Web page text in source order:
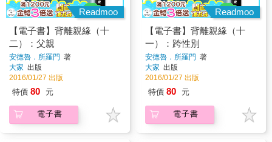
Readmoo
【電子書】背離親緣（十
二）：父親
安德魯．所羅門 著
大家 出版
2016/01/27 出版
特價 80 元
電子書
Readmoo
【電子書】背離親緣（十
一）：跨性別
安德魯．所羅門 著
大家 出版
2016/01/27 出版
特價 80 元
電子書